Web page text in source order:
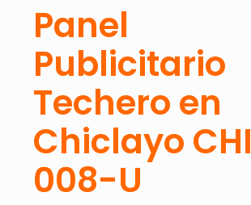
Panel
Publicitario
Techero en
Chiclayo CHI
008-U